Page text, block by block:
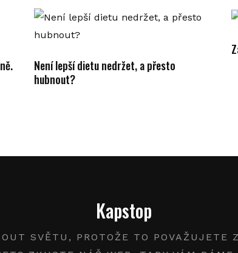
Není lepší dietu nedržet, a přesto
hubnout?
Kapstop
SVĚTU, PROTOŽE TO POVAŽUJETE